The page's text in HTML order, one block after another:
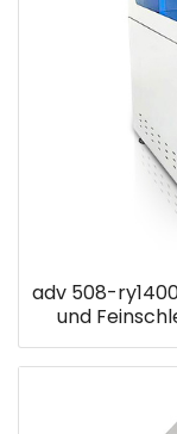
adv 508-
und